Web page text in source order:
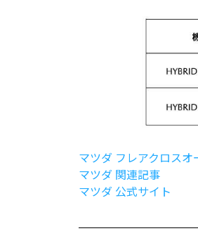
マツダ フレアクロス
マツダ 関連記事
マツダ 公式サイト